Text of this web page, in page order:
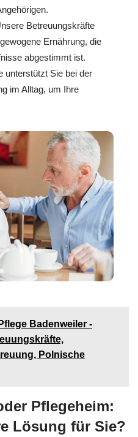
Betreuungskräfte
Ernährung, die
abgestimmt ist.
unterstützt Sie bei der
im Alltag, um Ihre
Badenweiler -
Polnische
Pflegeheim:
Lösung für Sie?